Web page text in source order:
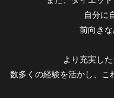
自分に
前向き
より充実し
数多くの経験を活かし、こ